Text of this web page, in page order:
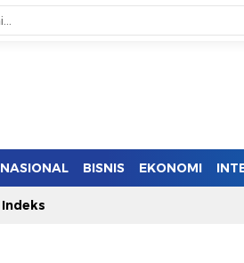
NASIONAL BISNIS EKONOMI
Indeks